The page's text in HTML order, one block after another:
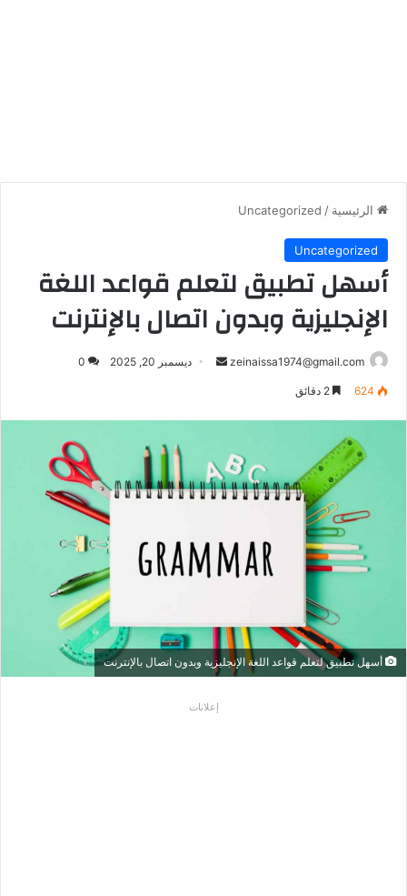
الرئيسية /
Uncategorized
Uncategorized
أسهل تطبيق لتعلم قواعد اللغة
الإنجليزية وبدون اتصال بالإنترنت
zeinaissa1974@gmail.com
أرسل ديسمبر 20, 2025 0
624
أسهل تطبيق لتعلم قواعد اللغة الإنجليزية وبدون اتصال بالإنترنت
إعلانات